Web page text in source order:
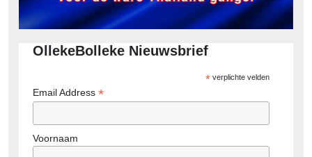
OllekeBolleke Nieuwsbrief
*verplichte velden
Email Address *
Voornaam